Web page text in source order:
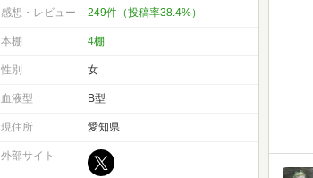
感想・レビュー 249件（投稿率38.4%）
本棚 4棚
性別 女
血液型 B型
現住所 愛知県
外部サイト